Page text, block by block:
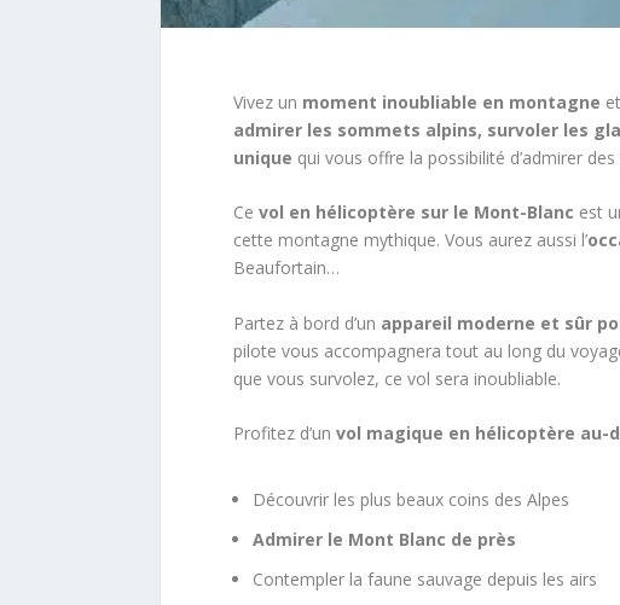
Vivez un moment inoubliable en montagne
admirer les sommets alpins, survoler les
unique qui vous offre la possibilité d’admirer
Ce vol en hélicoptère sur le Mont-Blanc est
cette montagne mythique. Vous aurez aussi l’
Beaufortain…
Partez à bord d’un appareil moderne et sûr
pilote vous accompagnera tout au long du
que vous survolez, ce vol sera inoubliable.
Profitez d’un vol magique en hélicoptère au-
Découvrir les plus beaux coins des Alpes
Admirer le Mont Blanc de près
Contempler la faune sauvage depuis les airs